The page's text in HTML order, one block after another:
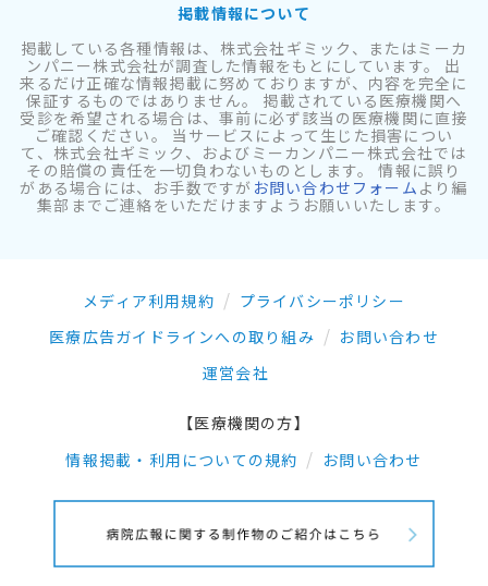
掲載情報について
掲載している各種情報は、株式会社ギミック、またはミーカ
ンパニー株式会社が調査した情報をもとにしています。 出
来るだけ正確な情報掲載に努めておりますが、内容を完全に
保証するものではありません。 掲載されている医療機関へ
受診を希望される場合は、事前に必ず該当の医療機関に直接
ご確認ください。 当サービスによって生じた損害につい
て、株式会社ギミック、およびミーカンパニー株式会社では
その賠償の責任を一切負わないものとします。 情報に誤り
がある場合には、お手数ですが お問い合わせフォーム より編
集部までご連絡をいただけますようお願いいたします。
メディア利用規約
プライバシーポリシー
医療広告ガイドラインへの取り組み
お問い合わせ
運営会社
【医療機関の方】
情報掲載・利用についての規約
お問い合わせ